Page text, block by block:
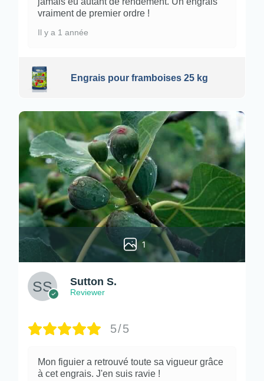
vraiment de premier ordre !
Il y a 1 année
Engrais pour framboises 25 kg
1
Sutton S.
Reviewer
5/5
Mon figuier a retrouvé toute sa vigueur grâce
à cet engrais. J'en suis ravie !